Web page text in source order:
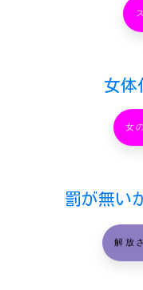
女体
女
罰が無い
解放